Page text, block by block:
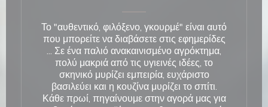
Το "αυθεντικό, φιλόξενο, γκουρμέ" είναι αυτό
που μπορείτε να διαβάσετε στις εφημερίδες
... Σε ένα παλιό ανακαινισμένο αγρόκτημα,
πολύ μακριά από τις υγιεινές ιδέες, το
σκηνικό μυρίζει εμπειρία, ευχάριστο
βασιλεύει και η κουζίνα μυρίζει το σπίτι.
Κάθε πρωί, πηγαίνουμε στην αγορά μας για